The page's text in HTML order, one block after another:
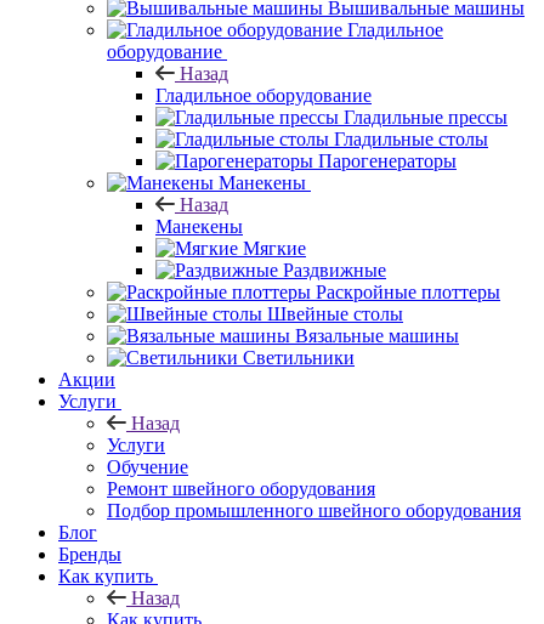
Вышивальные машины
Гладильное
оборудование
Назад
Гладильное оборудование
Гладильные прессы
Гладильные столы
Парогенераторы
Манекены
Назад
Манекены
Мягкие
Раздвижные
Раскройные плоттеры
Швейные столы
Вязальные машины
Светильники
Акции
Услуги
Назад
Услуги
Обучение
Ремонт швейного оборудования
Подбор промышленного швейного оборудования
Блог
Бренды
Как купить
Назад
Как купить